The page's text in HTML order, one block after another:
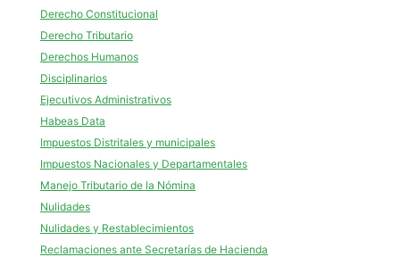
Derecho Constitucional
Derecho Tributario
Derechos Humanos
Disciplinarios
Ejecutivos Administrativos
Habeas Data
Impuestos Distritales y municipales
Impuestos Nacionales y Departamentales
Manejo Tributario de la Nómina
Nulidades
Nulidades y Restablecimientos
Reclamaciones ante Secretarías de Hacienda